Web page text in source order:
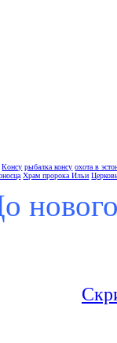
Консу рыбалка консу охота в
Храм пророка Ильи